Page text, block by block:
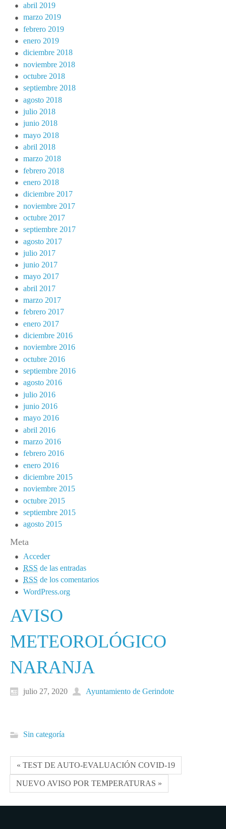
abril 2019
marzo 2019
febrero 2019
enero 2019
diciembre 2018
noviembre 2018
octubre 2018
septiembre 2018
agosto 2018
julio 2018
junio 2018
mayo 2018
abril 2018
marzo 2018
febrero 2018
enero 2018
diciembre 2017
noviembre 2017
octubre 2017
septiembre 2017
agosto 2017
julio 2017
junio 2017
mayo 2017
abril 2017
marzo 2017
febrero 2017
enero 2017
diciembre 2016
noviembre 2016
octubre 2016
septiembre 2016
agosto 2016
julio 2016
junio 2016
mayo 2016
abril 2016
marzo 2016
febrero 2016
enero 2016
diciembre 2015
noviembre 2015
octubre 2015
septiembre 2015
agosto 2015
Meta
Acceder
RSS de las entradas
RSS de los comentarios
WordPress.org
AVISO
METEOROLÓGICO
NARANJA
julio 27, 2020 Ayuntamiento de Gerindote
Sin categoría
« TEST DE AUTO-EVALUACIÓN COVID-19
NUEVO AVISO POR TEMPERATURAS »